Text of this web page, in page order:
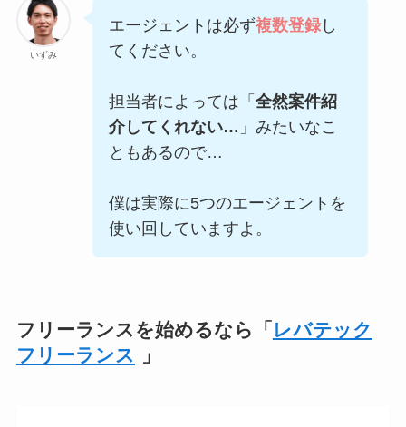
いずみ
エージェントは必ず複数登録し
てください。
担当者によっては「 全然案件紹
介してくれない… 」みたいなこ
ともあるので…
僕は実際に5つのエージェントを
使い回していますよ。
フリーランスを始めるなら「 レバテック
フリーランス
」